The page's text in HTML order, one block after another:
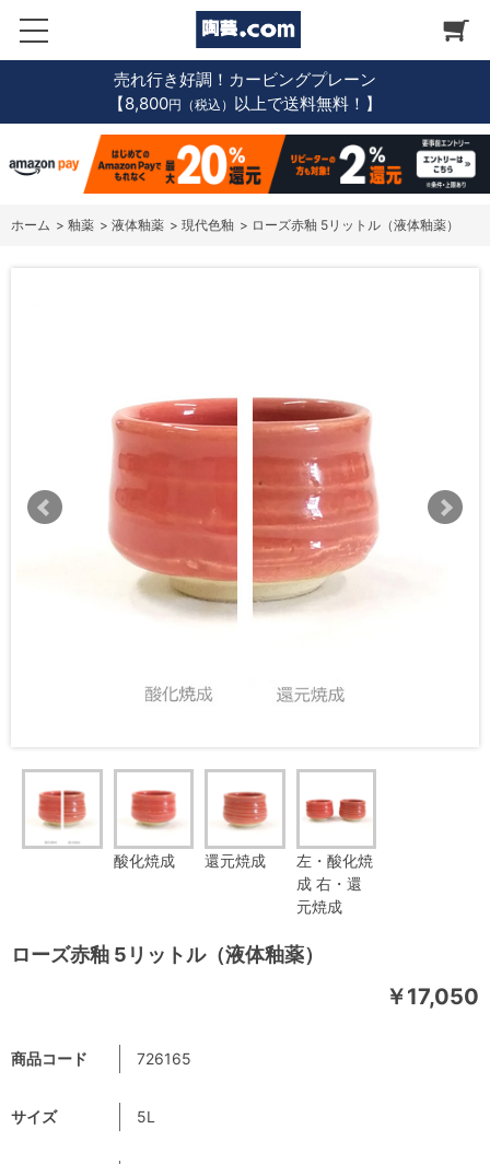
売れ行き好調！カービングプレーン
【8,800円（税込） 以上で送料無料！】
ホーム > 釉薬 > 液体釉薬 > 現代色釉 > ローズ赤釉 5リットル（液体釉薬）
酸化焼成 還元焼成
左・酸化焼
成 右・還
元焼成
ローズ赤釉 5リットル（液体釉薬）
￥17,050
商品コード 726165
サイズ 5L